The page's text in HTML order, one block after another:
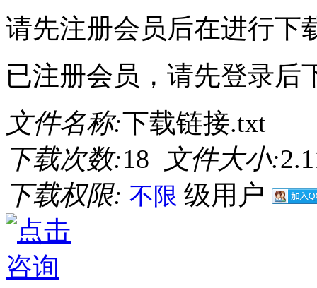
请先注册会员后在进行下
已注册会员，请先登录后
文件名称:下载链接.txt
下载次数:18 文件大小:
下载权限: 不限 级用户